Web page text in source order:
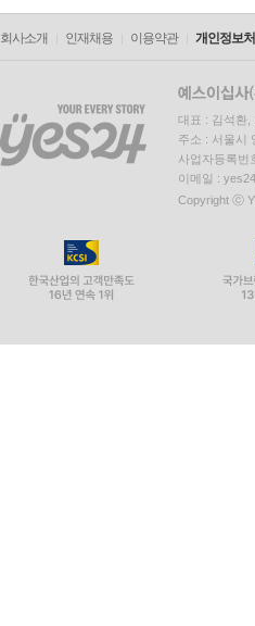
회사소개 인재채용 이용약관 개인정보
대표 : 김석환,
주소 : 서울시
사업자등록
이메일 :
Copyright ⓒ